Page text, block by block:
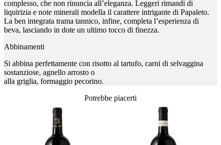
complesso, che non rinuncia all’eleganza. Leggeri rimandi di
liquirizia e note minerali modella il carattere intrigante di Papaleto.
La ben integrata trama tannico, infine, completa l’esperienza di
beva, lasciando in dote un ultimo tocco di finezza.
Abbinamenti
Si abbina perfettamente con risotto al tartufo, carni di selvaggina
sostanziose, agnello arrosto o
alla griglia, formaggio pecorino.
Potrebbe piacerti